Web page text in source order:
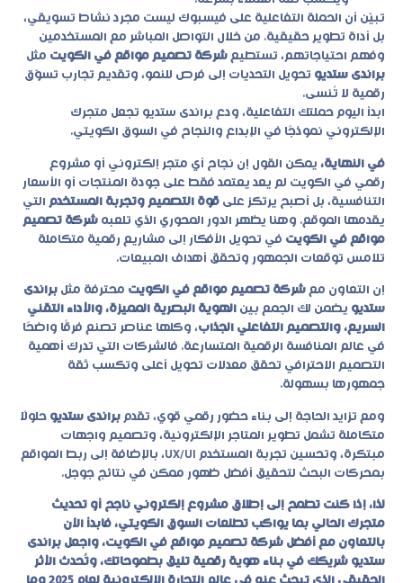
تبيّن أن الحملة التفاعلية على فيسبوك ليست مجرد نشاط تسويقي،
بل أداة تطوير حقيقية. من خلال التواصل المباشر مع المستخدمين
وفهم احتياجاتهم، تستطيع شركة تصميم مواقع في الكويت مثل
براندى ستديو تحويل التحديات إلى فرص للنمو، وتقديم تجارب تسوّق
رقمية لا تُنسى.
ابدأ اليوم حملتك التفاعلية، ودع براندى ستديو تجعل متجرك
الإلكتروني نموذجًا في الإبداع والنجاح في السوق الكويتي.
في النهاية، يمكن القول إن نجاح أي متجر إلكتروني أو مشروع
رقمي في الكويت لم يعد يعتمد فقط على جودة المنتجات أو الأسعار
التنافسية، بل أصبح يرتكز على قوة التصميم وتجربة المستخدم التي
يقدمها الموقع. وهنا يظهر الدور المحوري الذي تلعبه شركة تصميم
مواقع في الكويت في تحويل الأفكار إلى مشاريع رقمية متكاملة
تلامس توقعات الجمهور وتحقق أهداف المبيعات.
إن التعاون مع شركة تصميم مواقع في الكويت محترفة مثل براندى
ستديو يضمن لك الجمع بين الهوية البصرية المميزة، والأداء التقني
السريع، والتصميم التفاعلي الجذاب، وكلها عناصر تصنع فرقًا واضحًا
في عالم المنافسة الرقمية المتسارعة. فالشركات التي تدرك أهمية
التصميم الاحترافي تحقق معدلات تحويل أعلى وتكسب ثقة
جمهورها بسهولة.
ومع تزايد الحاجة إلى بناء حضور رقمي قوي، تقدم براندى ستديو حلولًا
متكاملة تشمل تطوير المتاجر الإلكترونية، وتصميم واجهات
مبتكرة، وتحسين تجربة المستخدم UX/UI، بالإضافة إلى ربط المواقع
بمحركات البحث لتحقيق أفضل ظهور ممكن في نتائج جوجل.
لذا، إذا كنت تطمح إلى إطلاق مشروع إلكتروني ناجح أو تحديث
متجرك الحالي بما يواكب تطلعات السوق الكويتي، فابدأ الآن
بالتعاون مع أفضل شركة تصميم مواقع في الكويت، واجعل براندى
ستديو شريكك في بناء هوية رقمية تليق بطموحاتك، وتُحدث الأثر